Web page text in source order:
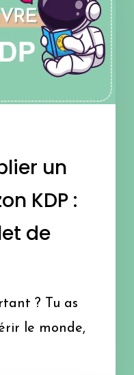
un
KDP :
de
? Tu as
le monde,